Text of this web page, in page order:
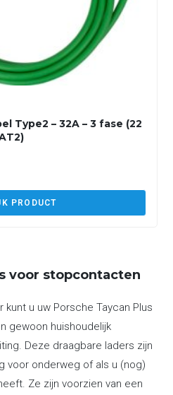
Type2 – 32A – 3 fase (22
PRODUCT
voor stopcontacten
u uw Porsche Taycan Plus
gewoon huishoudelijk
Deze draagbare laders zijn
voor onderweg of als u (nog)
Ze zijn voorzien van een